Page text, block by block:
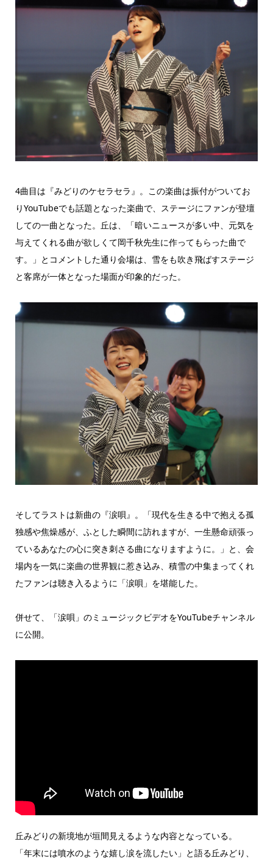
4曲目は『みどりのケセラセラ』。この楽曲は振付がついてお
りYouTubeでも話題となった楽曲で、ステージにファンが登壇
しての一曲となった。丘は、「暗いニュースが多い中、元気を
与えてくれる曲が欲しくて岡千秋先生に作ってもらった曲で
す。」とコメントした通り会場は、雪をも吹き飛ばすステージ
と客席が一体となった場面が印象的だった。
そしてラストは新曲の『涙唄』。「現代を生きる中で抱える孤
独感や焦燥感が、ふとした瞬間に訪れますが、一生懸命頑張っ
ているあなたの心に突き刺さる曲になりますように。」と、会
場内を一気に楽曲の世界観に惹き込み、積雪の中集まってくれ
たファンは聴き入るように「涙唄」を堪能した。
併せて、「涙唄」のミュージックビデオをYouTubeチャンネル
に公開。
丘みどりの新境地が垣間見えるような内容となっている。
「年末には噴水のような嬉し涙を流したい」と語る丘みどり、